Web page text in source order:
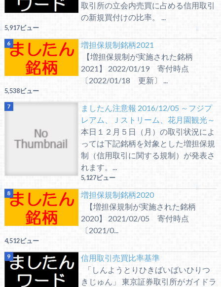
取引所の立会内売買に占める信用取引
の新規買付けの比率。 ...
5,917ビュー
増担保規制銘柄2021
【増担保規制が実施された銘柄
2021】 2022/01/19 寄付時点
〔2022/01/18 更新〕 ...
5,538ビュー
ましたん注意報 2016/12/05 ～フジプ
レアム、Ｊストリーム、花月園観光～
本日１２月５日（月）の取引状況によ
っては下記銘柄を対象とした増担保規
制（信用取引に関する規制）が発表さ
れます。...
5,127ビュー
増担保規制銘柄2020
【増担保規制が実施された銘柄
2020】 2021/02/05 寄付時点
〔2021/0...
4,512ビュー
信用取引売買比率基準
「しんようとりひきばいばいひりつ
きじゅん」 東京証券取引所がガイドラ